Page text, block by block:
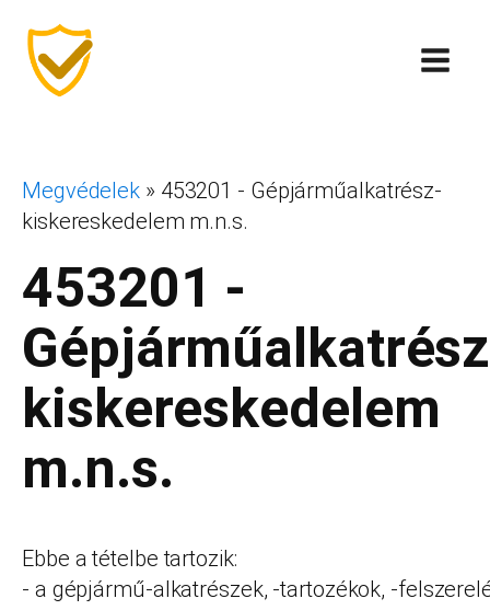
Megvédelek » 453201 - Gépjárműalkatrész-
kiskereskedelem m.n.s.
453201 -
kiskereskedelem
m.n.s.
Ebbe a tételbe tartozik:
- a gépjármű-alkatrészek, -tartozékok, -